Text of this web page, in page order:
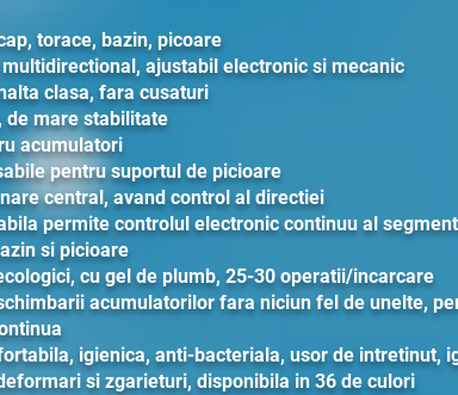
torace, bazin, picoare
ajustabil electronic si mecanic
clasa, fara cusaturi
de mare stabilitate
acumulatori
pentru suportul de picioare
central, avand control al directiei
permite controlul electronic continuu al
si picioare
cu gel de plumb, 25-30 operatii/incarcare
acumulatorilor fara niciun fel de unelte,
igienica, anti-bacteriala, usor de intretinut,
si zgarieturi, disponibila in 36 de culori